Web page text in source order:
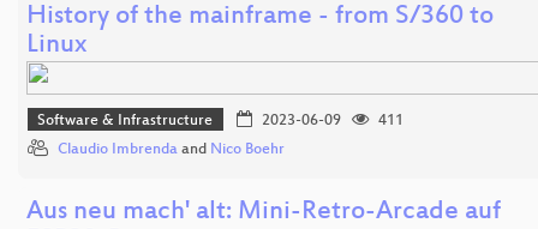
History of the mainframe - from S/360 to
Linux
Software & Infrastructure 2023-06-09
411
Claudio Imbrenda and Nico Boehr
Aus neu mach' alt: Mini-Retro-Arcade auf